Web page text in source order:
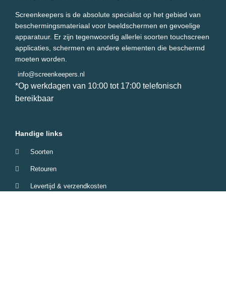
Screenkeepers is de absolute specialist op het gebied van
beschermingsmateriaal voor beeldschermen en gevoelige
apparatuur. Er zijn tegenwoordig allerlei soorten touchscreen
applicaties, schermen en andere elementen die beschermd
moeten worden.
info@screenkeepers.nl
*Op werkdagen van 10:00 tot 17:00 telefonisch
bereikbaar
Handige links
Soorten
Retouren
Levertijd & verzendkosten